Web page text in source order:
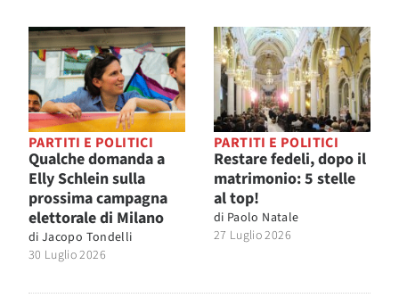
PARTITI E POLITICI
Qualche domanda a
Elly Schlein sulla
prossima campagna
elettorale di Milano
di Jacopo Tondelli
30 Luglio 2026
PARTITI E POLITICI
Restare fedeli, dopo il
matrimonio: 5 stelle
al top!
di Paolo Natale
27 Luglio 2026